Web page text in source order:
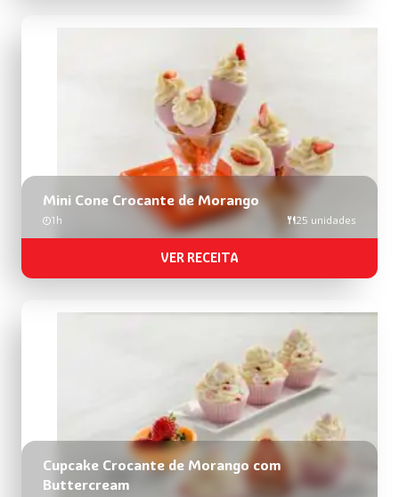
Mini Cone Crocante de Morango
1h 25 unidades
VER RECEITA
Cupcake Crocante de Morango com
Buttercream